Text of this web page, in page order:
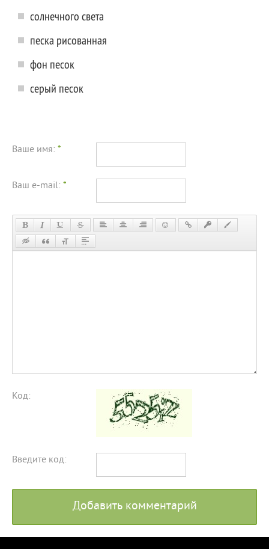
солнечного света
песка рисованная
фон песок
серый песок
Ваше имя: *
Ваш e-mail: *
Код:
Введите код:
Добавить комментарий